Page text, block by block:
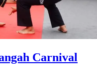
Carnival